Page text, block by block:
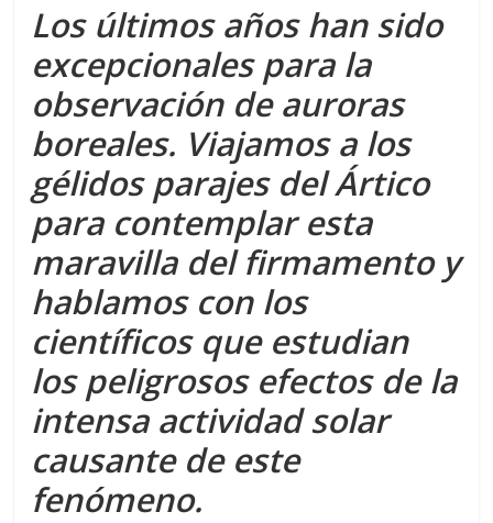
Los últimos años han sido
excepcionales para la
observación de auroras
boreales. Viajamos a los
gélidos parajes del Ártico
para contemplar esta
maravilla del firmamento y
hablamos con los
científicos que estudian
los peligrosos efectos de la
intensa actividad solar
causante de este
fenómeno.